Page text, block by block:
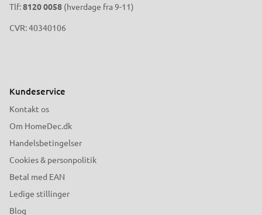
Tlf:8120 0058 (hverdage fra 9-11)
CVR: 40340106
Kundeservice
Kontakt os
Om HomeDec.dk
Handelsbetingelser
Cookies & personpolitik
Betal med EAN
Ledige stillinger
Blog